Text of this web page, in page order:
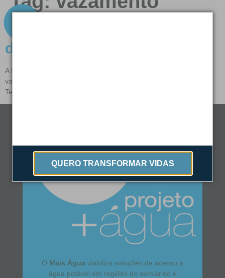
QUERO TRANSFORMAR VIDAS
Vazamento na rede de
distribuição
A falta d’água não é tão fácil de ser resolvida quanto um
vazamento na rede de abastecimento que ocorreu no Centro de
Teresina foi. Acesse e entenda mais:
O Mais Água viabiliza soluções de acesso à
água potável em regiões do semiárido e